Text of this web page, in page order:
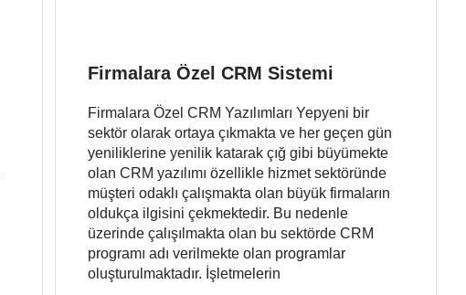
Firmalara Özel CRM Sistemi
Firmalara Özel CRM Yazılımları Yepyeni bir
sektör olarak ortaya çıkmakta ve her geçen gün
yeniliklerine yenilik katarak çığ gibi büyümekte
olan CRM yazılımı özellikle hizmet sektöründe
müşteri odaklı çalışmakta olan büyük firmaların
oldukça ilgisini çekmektedir. Bu nedenle
üzerinde çalışılmakta olan bu sektörde CRM
programı adı verilmekte olan programlar
oluşturulmaktadır. İşletmelerin